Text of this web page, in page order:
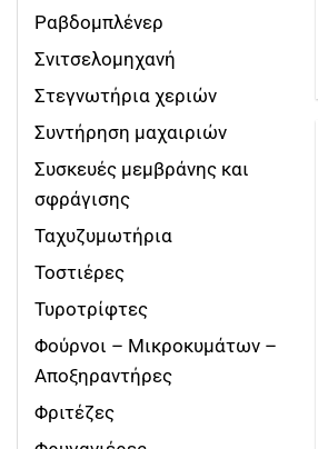
Ραβδομπλένερ
Σνιτσελομηχανή
Στεγνωτήρια χεριών
Συντήρηση μαχαιριών
Συσκευές μεμβράνης και
σφράγισης
Ταχυζυμωτήρια
Τοστιέρες
Τυροτρίφτες
Φούρνοι – Μικροκυμάτων –
Αποξηραντήρες
Φριτέζες